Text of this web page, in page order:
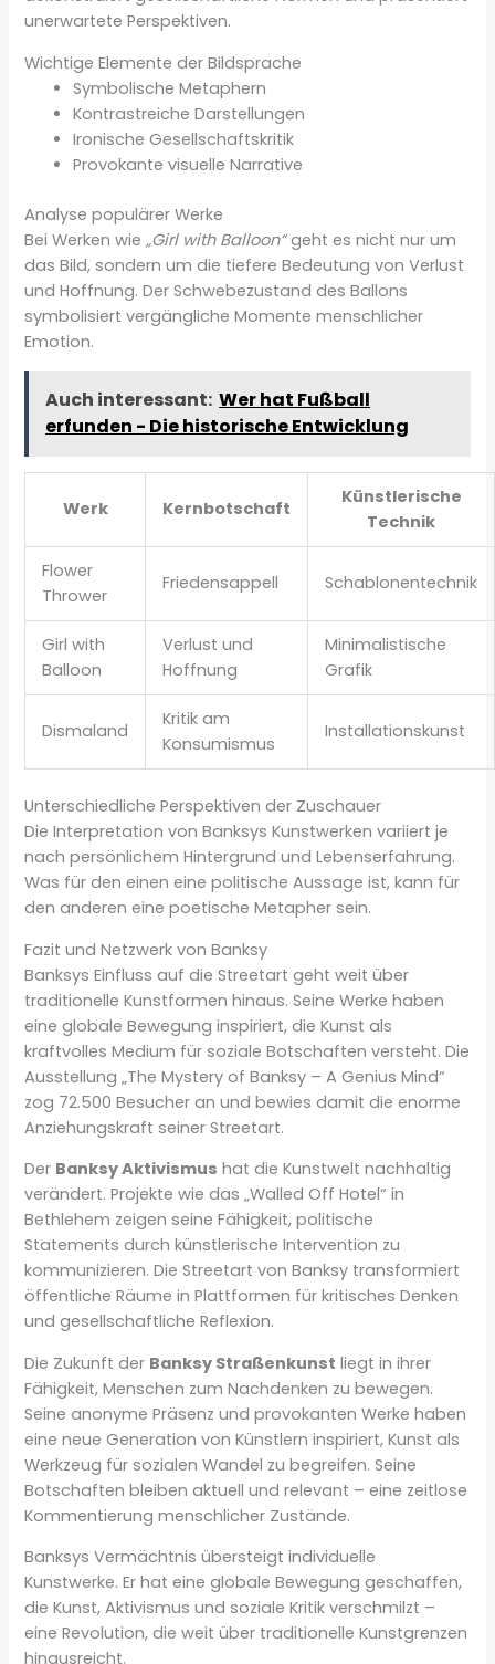
unerwartete Perspektiven.
Wichtige Elemente der Bildsprache
Symbolische Metaphern
Kontrastreiche Darstellungen
Ironische Gesellschaftskritik
Provokante visuelle Narrative
Analyse populärer Werke
Bei Werken wie„Girl with Balloon“geht es nicht nur um
das Bild, sondern um die tiefere Bedeutung von Verlust
und Hoffnung. Der Schwebezustand des Ballons
symbolisiert vergängliche Momente menschlicher
Emotion.
Auch interessant: Wer hat Fußball
erfunden - Die historische Entwicklung
Werk Kernbotschaft
Künstlerische
Technik
Flower
Thrower
Friedensappell Schablonentechnik
Girl with
Balloon
Verlust und
Hoffnung
Minimalistische
Grafik
Dismaland
Kritik am
Konsumismus
Installationskunst
Unterschiedliche Perspektiven der Zuschauer
Die Interpretation von Banksys Kunstwerken variiert je
nach persönlichem Hintergrund und Lebenserfahrung.
Was für den einen eine politische Aussage ist, kann für
den anderen eine poetische Metapher sein.
Fazit und Netzwerk von Banksy
Banksys Einfluss auf die Streetart geht weit über
traditionelle Kunstformen hinaus. Seine Werke haben
eine globale Bewegung inspiriert, die Kunst als
kraftvolles Medium für soziale Botschaften versteht. Die
Ausstellung „The Mystery of Banksy – A Genius Mind“
zog 72.500 Besucher an und bewies damit die enorme
Anziehungskraft seiner Streetart.
Der Banksy Aktivismus hat die Kunstwelt nachhaltig
verändert. Projekte wie das „Walled Off Hotel“ in
Bethlehem zeigen seine Fähigkeit, politische
Statements durch künstlerische Intervention zu
kommunizieren. Die Streetart von Banksy transformiert
öffentliche Räume in Plattformen für kritisches Denken
und gesellschaftliche Reflexion.
Die Zukunft der Banksy Straßenkunst liegt in ihrer
Fähigkeit, Menschen zum Nachdenken zu bewegen.
Seine anonyme Präsenz und provokanten Werke haben
eine neue Generation von Künstlern inspiriert, Kunst als
Werkzeug für sozialen Wandel zu begreifen. Seine
Botschaften bleiben aktuell und relevant – eine zeitlose
Kommentierung menschlicher Zustände.
Banksys Vermächtnis übersteigt individuelle
Kunstwerke. Er hat eine globale Bewegung geschaffen,
die Kunst, Aktivismus und soziale Kritik verschmilzt –
eine Revolution, die weit über traditionelle Kunstgrenzen
hinausreicht.